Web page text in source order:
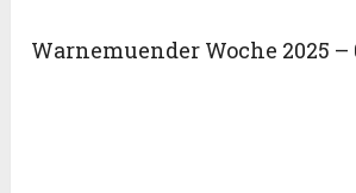
Warnemuender Woche 2025 –